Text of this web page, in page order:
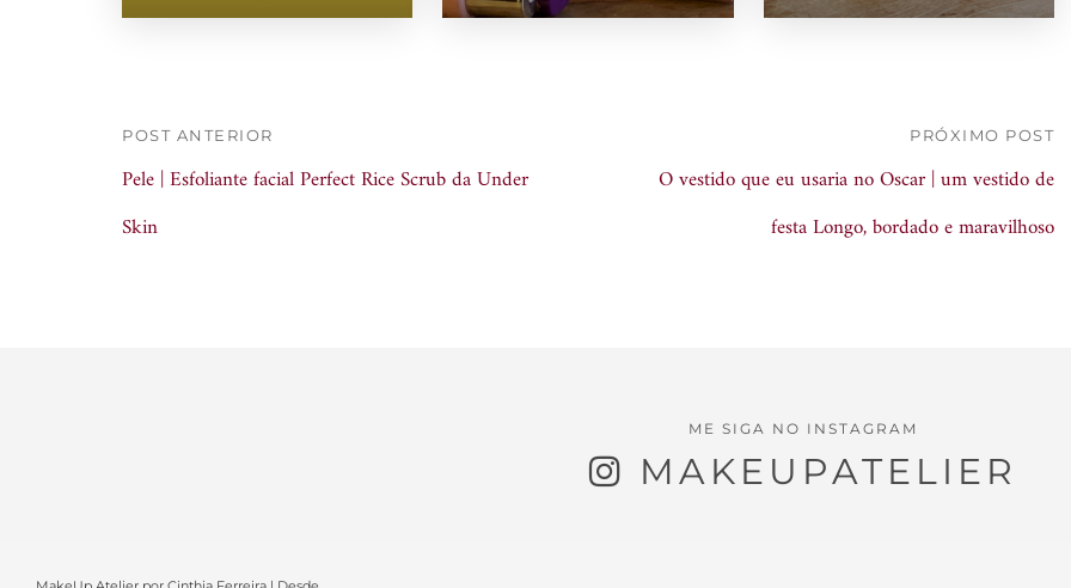
POST ANTERIOR
Pele | Esfoliante facial Perfect Rice Scrub da Under
Skin
PRÓXIMO POST
O vestido que eu usaria no Oscar | um vestido de
festa Longo, bordado e maravilhoso
ME SIGA NO INSTAGRAM
MAKEUPATELIER